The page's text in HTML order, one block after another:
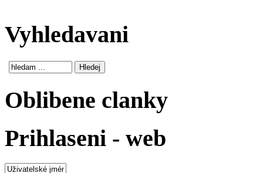
Vyhledavani
Oblibene clanky
Prihlaseni - web